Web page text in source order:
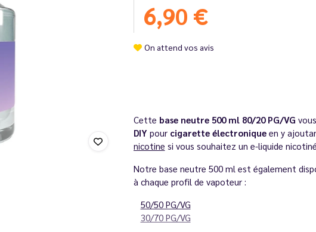
6,90 €
On attend vos avis
Cette base neutre 500 ml 80/20 PG/VG
DIY pour cigarette électroniqueen y
nicotine si vous souhaitez un e-liquide
Notre base neutre 500 ml est également
à chaque profil de vapoteur :
50/50 PG/VG
30/70 PG/VG